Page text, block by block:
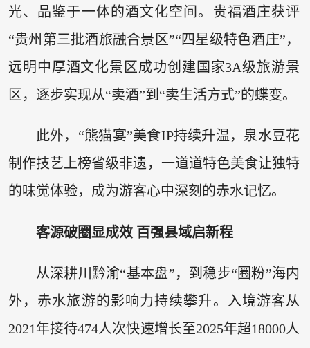
光、品鉴于一体的酒文化空间。贵福酒庄获评
“贵州第三批酒旅融合景区”“四星级特色酒庄”，
远明中厚酒文化景区成功创建国家3A级旅游景
区，逐步实现从“卖酒”到“卖生活方式”的蝶变。
此外，“熊猫宴”美食IP持续升温，泉水豆花
制作技艺上榜省级非遗，一道道特色美食让独特
的味觉体验，成为游客心中深刻的赤水记忆。
客源破圈显成效 百强县域启新程
从深耕川黔渝“基本盘”，到稳步“圈粉”海内
外，赤水旅游的影响力持续攀升。入境游客从
2021年接待474人次快速增长至2025年超18000人